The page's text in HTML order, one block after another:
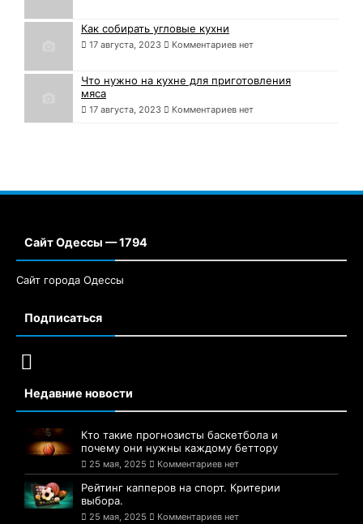
Как собирать угловые кухни
17 августа, 2023 Комментариев нет
Что нужно на кухне для приготовления
мяса
17 августа, 2023 Комментариев нет
Сайт Одессы — 1794
Сайт города Одессы
Подписаться
Недавние новости
Кто такие прогнозисты баскетбола и
почему они нужны каждому беттору
25 мая, 2025 Комментариев нет
Рейтинг капперов на спорт. Критерии
выбора.
25 мая, 2025 Комментариев нет